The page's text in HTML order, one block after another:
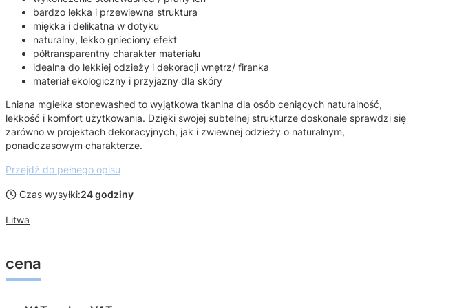
bardzo lekka i przewiewna struktura
miękka i delikatna w dotyku
naturalny, lekko gnieciony efekt
półtransparentny charakter materiału
idealna do lekkiej odzieży i dekoracji wnętrz/ firanka
materiał ekologiczny i przyjazny dla skóry
Lniana mgiełka stonewashed to wyjątkowa tkanina dla osób ceniących naturalność,
lekkość i komfort użytkowania. Dzięki swojej subtelnej strukturze doskonale sprawdzi się
zarówno w projektach dekoracyjnych, jak i zwiewnej odzieży o naturalnym,
ponadczasowym charakterze.
Przejdź do pełnego opisu
Czas wysyłki:24 godziny
Litwa
cena